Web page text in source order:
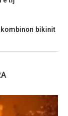
kombinon bikinit